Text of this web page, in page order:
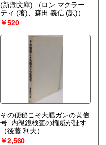
(新潮文庫)
（ロン マクラー
ティ (著)、森田 義信 (訳)）
￥520
その便秘こそ大腸ガンの黄信
号: 内視鏡検査の権威が証す
（後藤 利夫）
￥2,560